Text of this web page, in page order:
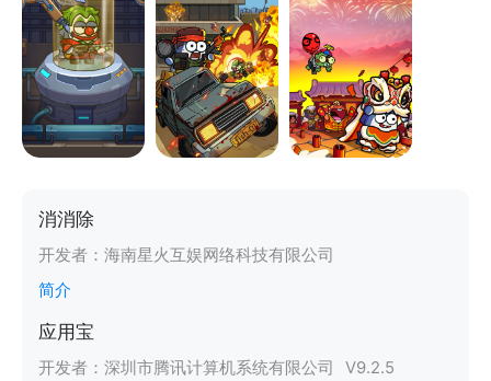
消消除
开发者： 海南星火互娱网络科技有限公司
简介
应用宝
开发者： 深圳市腾讯计算机系统有限公司 V9.2.5